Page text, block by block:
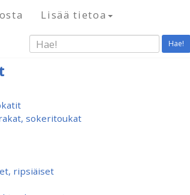
Lisää tietoa
Hae!
sokeritoukat
ripsiäiset